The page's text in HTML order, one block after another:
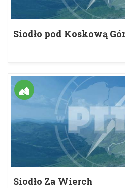
Siodło pod Koskową
Siodło Za Wierch